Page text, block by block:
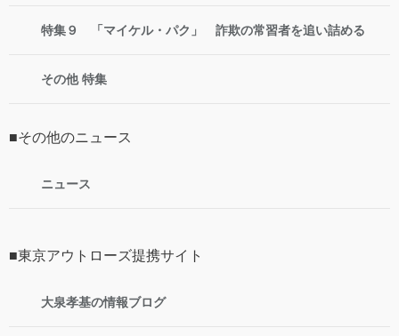
特集９ 「マイケル・パク」 詐欺の常習者を追い詰める
その他 特集
■その他のニュース
ニュース
■東京アウトローズ提携サイト
大泉孝基の情報ブログ